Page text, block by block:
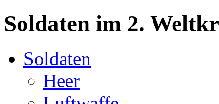
Soldaten im 2.
Soldaten
Heer